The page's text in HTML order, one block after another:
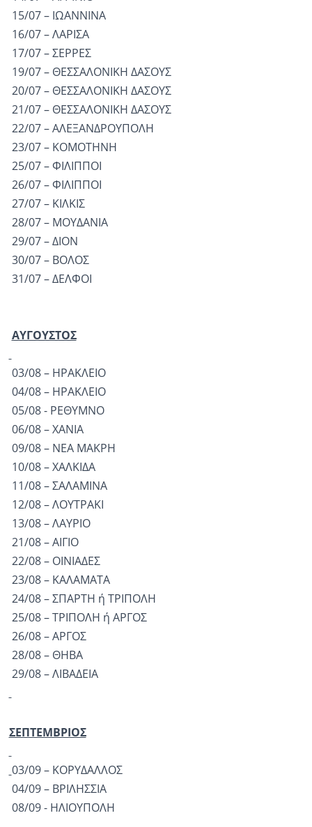
15/07 – ΙΩΑΝΝΙΝΑ
16/07 – ΛΑΡΙΣΑ
17/07 – ΣΕΡΡΕΣ
19/07 – ΘΕΣΣΑΛΟΝΙΚΗ ΔΑΣΟΥΣ
20/07 – ΘΕΣΣΑΛΟΝΙΚΗ ΔΑΣΟΥΣ
21/07 – ΘΕΣΣΑΛΟΝΙΚΗ ΔΑΣΟΥΣ
22/07 – ΑΛΕΞΑΝΔΡΟΥΠΟΛΗ
23/07 – ΚΟΜΟΤΗΝΗ
25/07 – ΦΙΛΙΠΠΟΙ
26/07 – ΦΙΛΙΠΠΟΙ
27/07 – ΚΙΛΚΙΣ
28/07 – ΜΟΥΔΑΝΙΑ
29/07 – ΔΙΟΝ
30/07 – ΒΟΛΟΣ
31/07 – ΔΕΛΦΟΙ
ΑΥΓΟΥΣΤΟΣ
03/08 – ΗΡΑΚΛΕΙΟ
04/08 – ΗΡΑΚΛΕΙΟ
05/08 - ΡΕΘΥΜΝΟ
06/08 – ΧΑΝΙΑ
09/08 – ΝΕΑ ΜΑΚΡΗ
10/08 – ΧΑΛΚΙΔΑ
11/08 – ΣΑΛΑΜΙΝΑ
12/08 – ΛΟΥΤΡΑΚΙ
13/08 – ΛΑΥΡΙΟ
21/08 – ΑΙΓΙΟ
22/08 – ΟΙΝΙΑΔΕΣ
23/08 – ΚΑΛΑΜΑΤΑ
24/08 – ΣΠΑΡΤΗ ή ΤΡΙΠΟΛΗ
25/08 – ΤΡΙΠΟΛΗ ή ΑΡΓΟΣ
26/08 – ΑΡΓΟΣ
28/08 – ΘΗΒΑ
29/08 – ΛΙΒΑΔΕΙΑ
ΣΕΠΤΕΜΒΡΙΟΣ
03/09 – ΚΟΡΥΔΑΛΛΟΣ
04/09 – ΒΡΙΛΗΣΣΙΑ
08/09 - ΗΛΙΟΥΠΟΛΗ